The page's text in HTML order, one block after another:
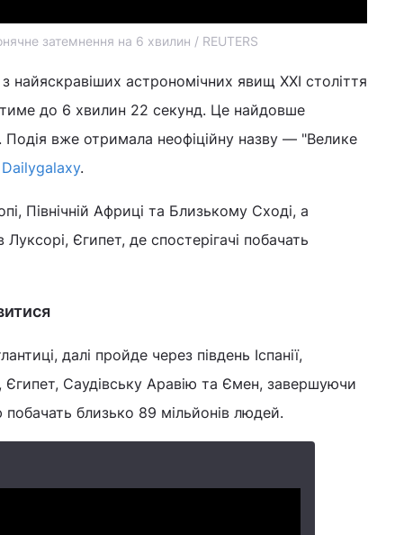
затемнення на 6 хвилин / REUTERS
найяскравіших астрономічних явищ XXI століття
до 6 хвилин 22 секунд. Це найдовше
вже отримала неофіційну назву — "Велике
Dailygalaxy.
Північній Африці та Близькому Сході, а
Єгипет, де спостерігачі побачать
далі пройде через південь Іспанії,
Єгипет, Саудівську Аравію та Ємен, завершуючи
побачать близько 89 мільйонів людей.